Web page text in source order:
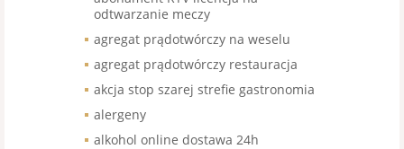
odtwarzanie meczy
agregat prądotwórczy na weselu
agregat prądotwórczy restauracja
akcja stop szarej strefie gastronomia
alergeny
alkohol online dostawa 24h